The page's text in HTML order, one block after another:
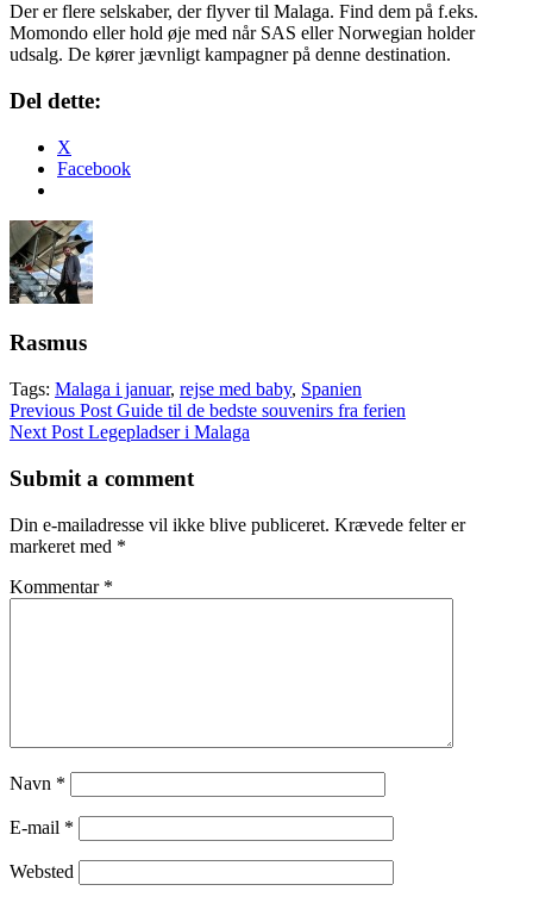
Der er flere selskaber, der flyver til Malaga. Find dem på f.eks.
Momondo eller hold øje med når SAS eller Norwegian holder
udsalg. De kører jævnligt kampagner på denne destination.
Del dette:
X
Facebook
Rasmus
Tags: Malaga i januar, rejse med baby, Spanien
Post
navigation
Previous Post Guide til de bedste souvenirs fra ferien
Next Post Legepladser i Malaga
Submit a comment
Din e-mailadresse vil ikke blive publiceret. Krævede felter er
markeret med *
Kommentar *
Navn *
E-mail *
Websted